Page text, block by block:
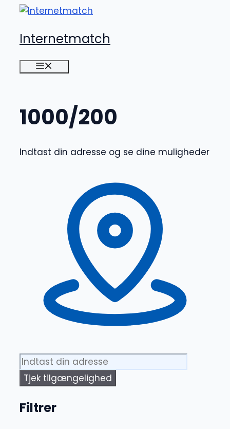
Hop
indhold
Internetmatch
1000/200
Indtast din adresse og se dine muligheder
Tjek tilgængelighed
Filtrer